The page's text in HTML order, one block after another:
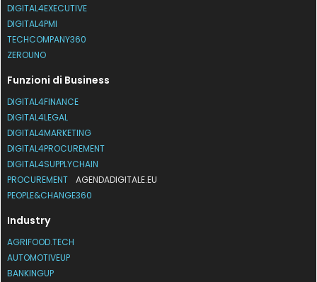
DIGITAL4EXECUTIVE
DIGITAL4PMI
TECHCOMPANY360
ZEROUNO
Funzioni di Business
DIGITAL4FINANCE
DIGITAL4LEGAL
DIGITAL4MARKETING
DIGITAL4PROCUREMENT
DIGITAL4SUPPLYCHAIN
PROCUREMENT
AGENDADIGITALE.EU
PEOPLE&CHANGE360
Industry
AGRIFOOD.TECH
AUTOMOTIVEUP
BANKINGUP